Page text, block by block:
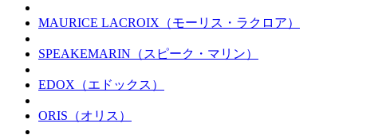
MAURICE LACROIX（モーリス・ラクロア）
SPEAKEMARIN（スピーク・マリン）
EDOX（エドックス）
ORIS（オリス）